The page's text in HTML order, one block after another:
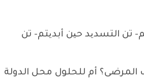
تن التسدید حین أبدیتم- تن
أم للحلول محل الدولة